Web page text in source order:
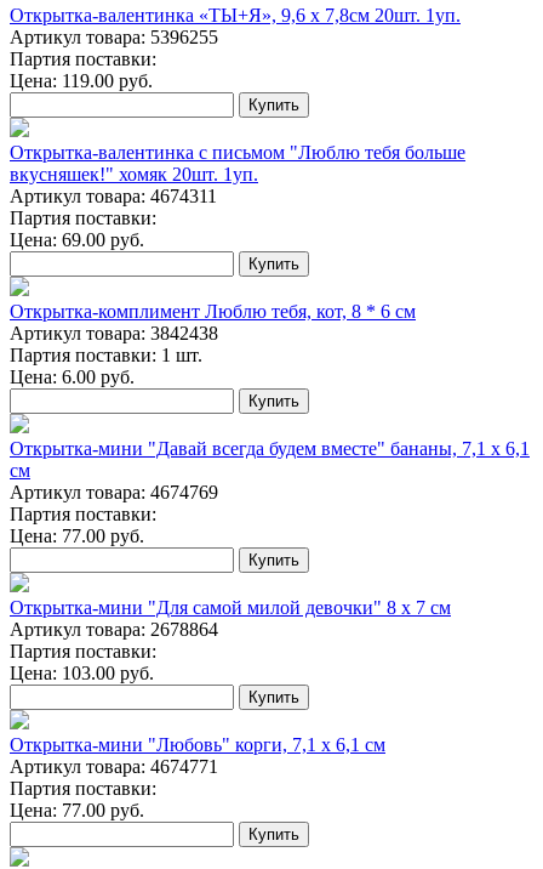
Открытка-валентинка «ТЫ+Я», 9,6 х 7,8см 20шт. 1уп.
Артикул товара: 5396255
Партия поставки:
Цена: 119.00 руб.
Купить
Открытка-валентинка с письмом "Люблю тебя больше
вкусняшек!" хомяк 20шт. 1уп.
Артикул товара: 4674311
Партия поставки:
Цена: 69.00 руб.
Купить
Открытка-комплимент Люблю тебя, кот, 8 * 6 см
Артикул товара: 3842438
Партия поставки: 1 шт.
Цена: 6.00 руб.
Купить
Открытка-мини "Давай всегда будем вместе" бананы, 7,1 x 6,1
см
Артикул товара: 4674769
Партия поставки:
Цена: 77.00 руб.
Купить
Открытка-мини "Для самой милой девочки" 8 х 7 см
Артикул товара: 2678864
Партия поставки:
Цена: 103.00 руб.
Купить
Открытка-мини "Любовь" корги, 7,1 x 6,1 см
Артикул товара: 4674771
Партия поставки:
Цена: 77.00 руб.
Купить